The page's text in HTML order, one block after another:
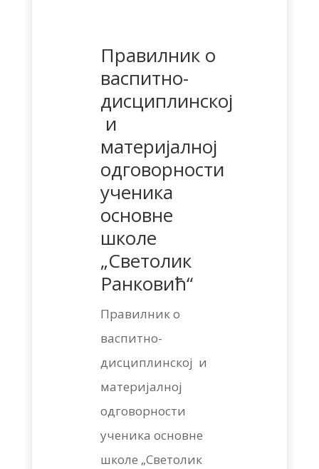
Правилник о
васпитно-
дисциплинској
и
материјалној
одговорности
ученика
основне
школе
„Светолик
Ранковић“
Правилник о
васпитно-
дисциплинској и
материјалној
одговорности
ученика основне
школе „Светолик